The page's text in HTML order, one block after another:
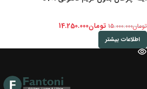
تومان15.000.000 تومان14.250.000
اطلاعات بیشتر